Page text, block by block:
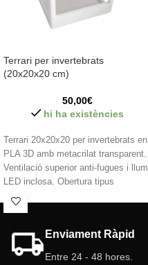
Terrari per invertebrats
(20x20x20 cm)
50,00€
hi ha existències
Terrari 20x20x20 per invertebrats en
PLA 3D amb metacrilat transparent.
Ventilació superior anti-fugues i llum
LED inclosa. Obertura tipus
guillotina i part superior
formigues i petits rèptils o amfibis.
Resistència, practicitat i
Enviament Ràpid
Entre 24 - 48 hores.